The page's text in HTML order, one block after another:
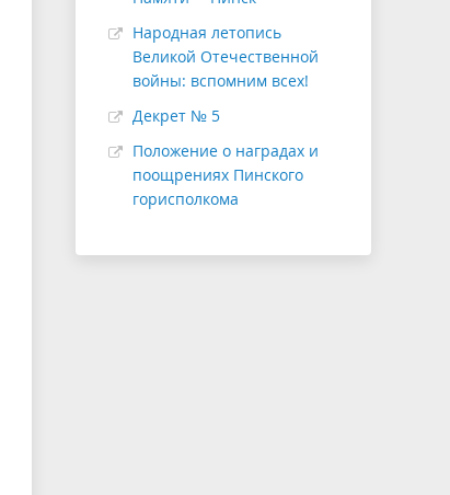
Народная летопись
Великой Отечественной
войны: вспомним всех!
Декрет № 5
Положение о наградах и
поощрениях Пинского
горисполкома